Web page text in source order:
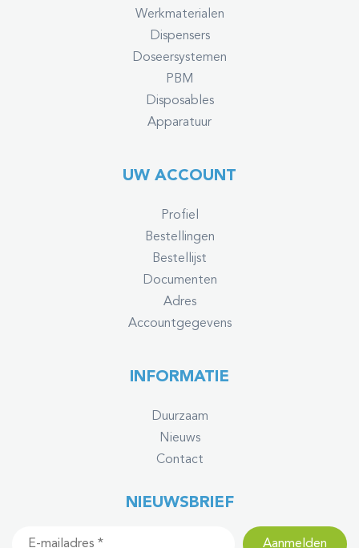
Werkmaterialen
Dispensers
Doseersystemen
PBM
Disposables
Apparatuur
UW ACCOUNT
Profiel
Bestellingen
Bestellijst
Documenten
Adres
Accountgegevens
INFORMATIE
Duurzaam
Nieuws
Contact
NIEUWSBRIEF